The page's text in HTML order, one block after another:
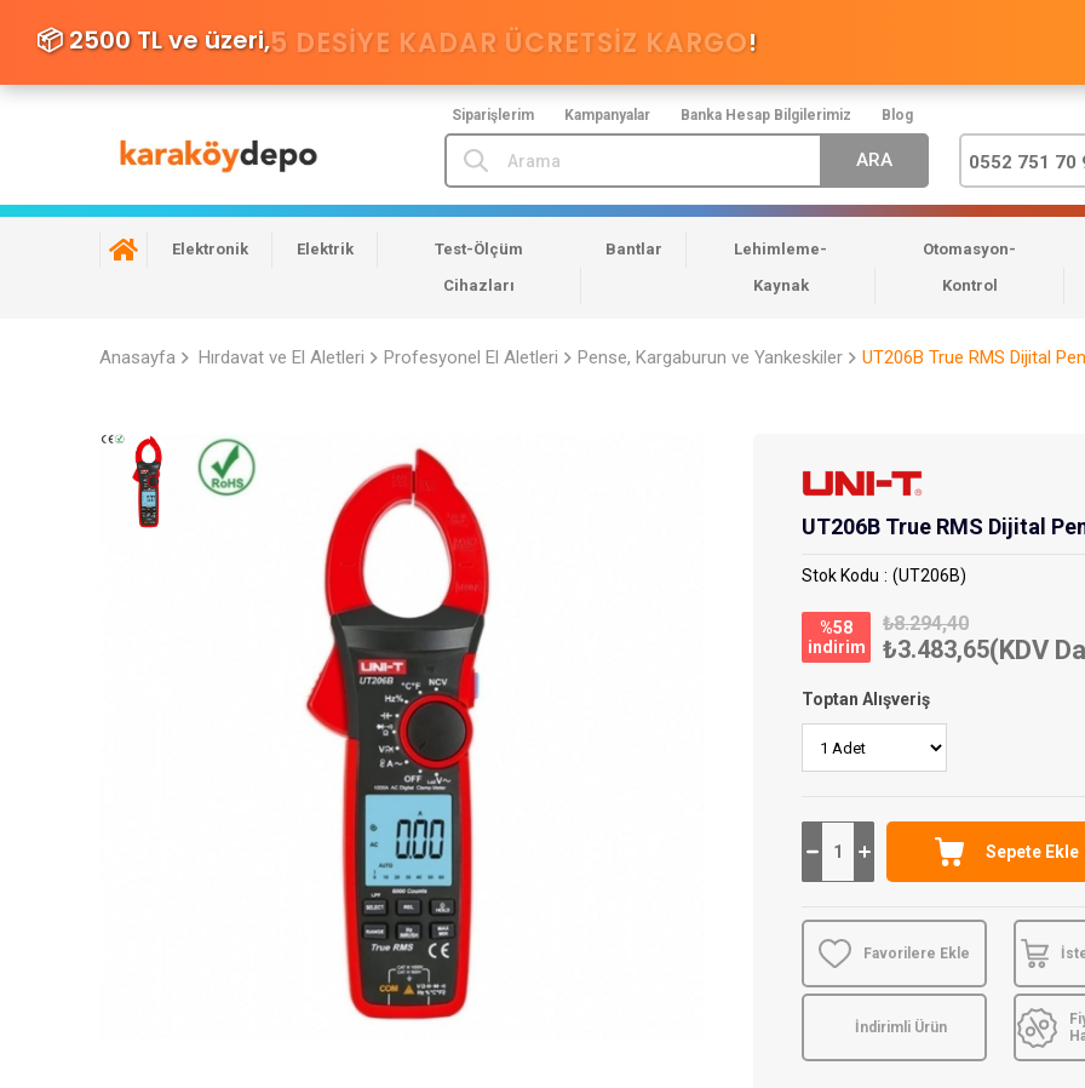
Siparişlerim Kampanyalar Banka Hesap Bilgilerimiz Blog
📦 2500 TL ve üzeri,5 DESIYE KADAR ÜCRETSİZ KARGO!
0552 751 70
Elektronik Elektrik
Test-Ölçüm
Cihazları
Bantlar
Lehimleme-
Kaynak
Otomasyon-
Kontrol
Anasayfa Hırdavat ve El Aletleri Profesyonel El Aletleri Pense, Kargaburun ve Yankeskiler UT206B True RMS Dijital
UT206B True RMS Dijital
Stok Kodu (UT206B)
%58
i̇ndirim
₺8.294,40
₺3.483,65(KDV
Toptan Alışveriş
Favorilere Ekle
İndirimli Ürün